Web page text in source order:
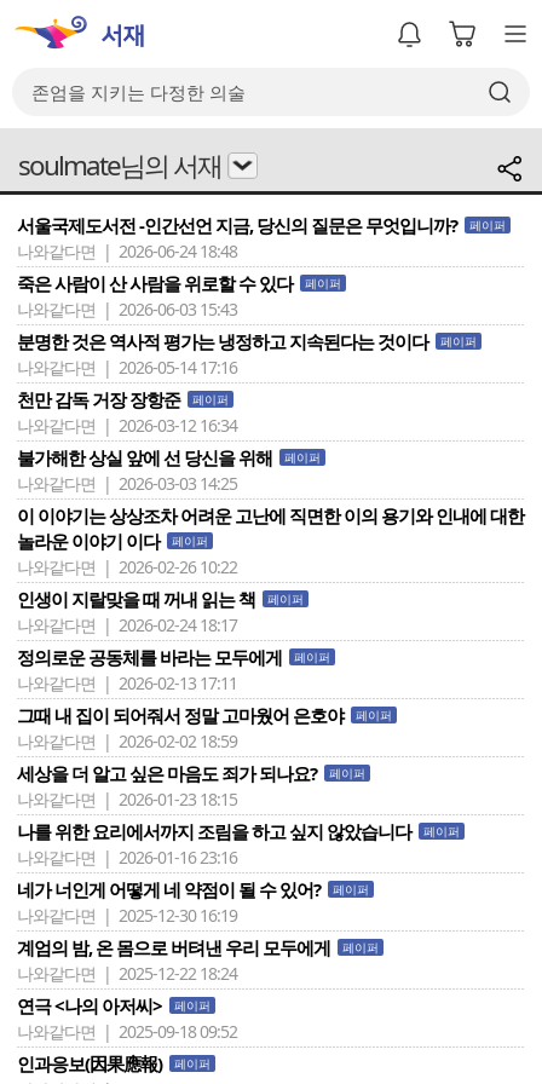
soulmate님의 서재
서울국제도서전 -인간선언 지금, 당신의 질문은 무엇입니까? 페이퍼
나와같다면 | 2026-06-24 18:48
죽은 사람이 산 사람을 위로할 수 있다 페이퍼
나와같다면 | 2026-06-03 15:43
분명한 것은 역사적 평가는 냉정하고 지속된다는 것이다 페이퍼
나와같다면 | 2026-05-14 17:16
천만 감독 거장 장항준 페이퍼
나와같다면 | 2026-03-12 16:34
불가해한 상실 앞에 선 당신을 위해 페이퍼
나와같다면 | 2026-03-03 14:25
이 이야기는 상상조차 어려운 고난에 직면한 이의 용기와 인내에 대한
놀라운 이야기 이다 페이퍼
나와같다면 | 2026-02-26 10:22
인생이 지랄맞을 때 꺼내 읽는 책 페이퍼
나와같다면 | 2026-02-24 18:17
정의로운 공동체를 바라는 모두에게 페이퍼
나와같다면 | 2026-02-13 17:11
그때 내 집이 되어줘서 정말 고마웠어 은호야 페이퍼
나와같다면 | 2026-02-02 18:59
세상을 더 알고 싶은 마음도 죄가 되나요? 페이퍼
나와같다면 | 2026-01-23 18:15
나를 위한 요리에서까지 조림을 하고 싶지 않았습니다 페이퍼
나와같다면 | 2026-01-16 23:16
네가 너인게 어떻게 네 약점이 될 수 있어? 페이퍼
나와같다면 | 2025-12-30 16:19
계엄의 밤, 온 몸으로 버텨낸 우리 모두에게 페이퍼
나와같다면 | 2025-12-22 18:24
연극 <나의 아저씨> 페이퍼
나와같다면 | 2025-09-18 09:52
인과응보(因果應報) 페이퍼